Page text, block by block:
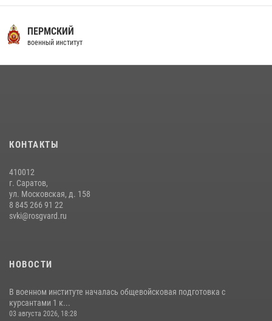
16 июля 2026, 12:29 3
29 июля 2026 года в военном институте состоялась церемония
приведения военнослужащих к Военной присяге
31 июля 2026, 12:08
ПЕРМСКИЙ
военный институт
КОНТАКТЫ
410012
г. Саратов,
ул. Московская, д. 158
8 845 266 91 22
svki@rosgvard.ru
НОВОСТИ
В военном институте началась общевойсковая подготовка с
курсантами 1 к...
03 августа 2026, 18:28